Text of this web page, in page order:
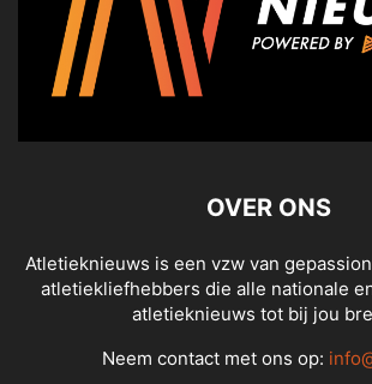
OVER ONS
Atletieknieuws is een vzw van
atletiekliefhebbers die alle nationale
atletieknieuws tot bij jou
Neem contact met ons op: